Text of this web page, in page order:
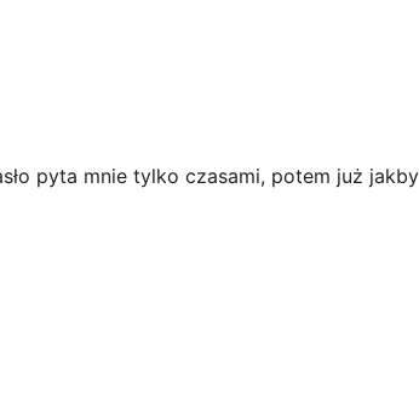
pyta mnie tylko czasami, potem już